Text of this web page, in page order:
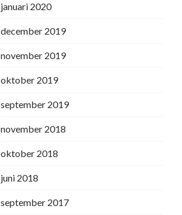
januari 2020
december 2019
november 2019
oktober 2019
september 2019
november 2018
oktober 2018
juni 2018
september 2017